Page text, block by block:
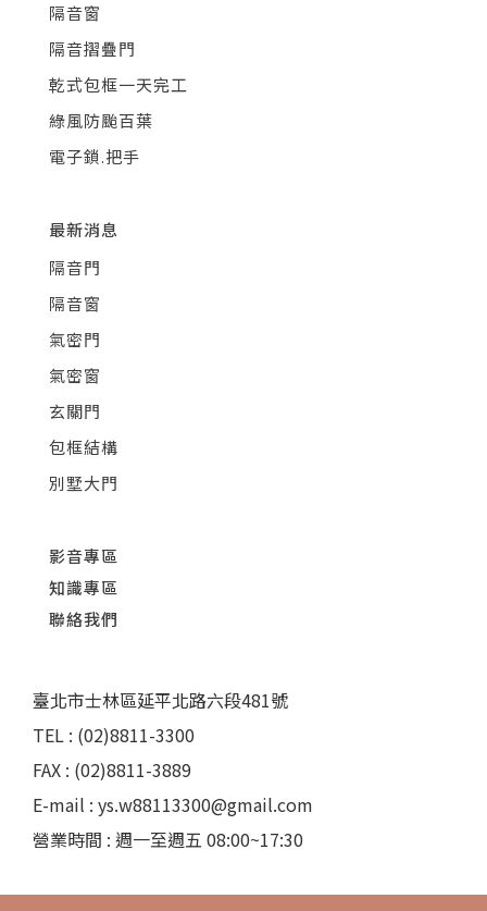
隔音窗
隔音摺疊門
乾式包框一天完工
綠風防颱百葉
電子鎖.把手
最新消息
隔音門
隔音窗
氣密門
氣密窗
玄關門
包框結構
別墅大門
影音專區
知識專區
聯絡我們
臺北市士林區延平北路六段481號
TEL : (02)8811-3300
FAX : (02)8811-3889
E-mail : ys.w88113300@gmail.com
營業時間 : 週一至週五 08:00~17:30